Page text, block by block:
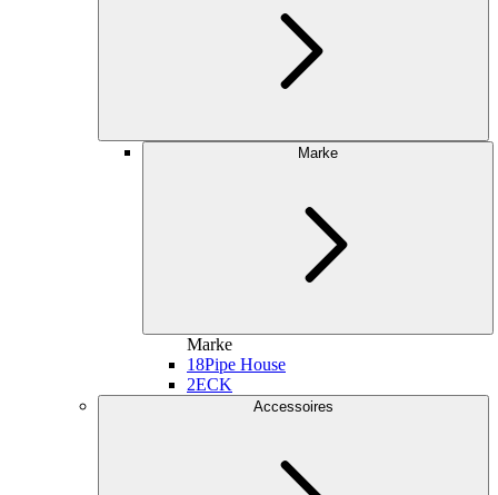
Marke
Marke
18Pipe House
2ECK
Accessoires